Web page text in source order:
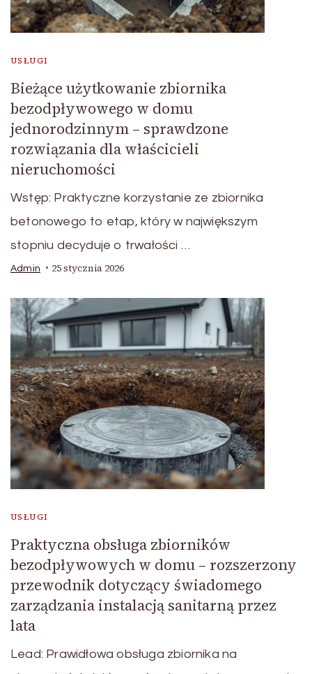
USŁUGI
Bieżące użytkowanie zbiornika
bezodpływowego w domu
jednorodzinnym – sprawdzone
rozwiązania dla właścicieli
nieruchomości
Wstęp: Praktyczne korzystanie ze zbiornika
betonowego to etap, który w największym
stopniu decyduje o trwałości …
Admin 25 stycznia 2026
USŁUGI
Praktyczna obsługa zbiorników
bezodpływowych w domu – rozszerzony
przewodnik dotyczący świadomego
zarządzania instalacją sanitarną przez
lata
Lead: Prawidłowa obsługa zbiornika na